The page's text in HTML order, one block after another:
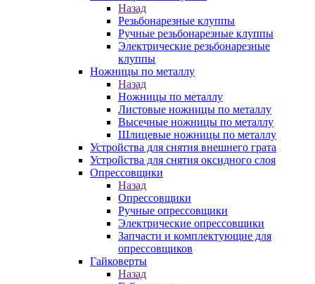
Назад
Резьбонарезные клуппы
Ручные резьбонарезные клуппы
Электрические резьбонарезные
клуппы
Ножницы по металлу
Назад
Ножницы по металлу
Листовые ножницы по металлу
Высечные ножницы по металлу
Шлицевые ножницы по металлу
Устройства для снятия внешнего грата
Устройства для снятия оксидного слоя
Опрессовщики
Назад
Опрессовщики
Ручные опрессовщики
Электрические опрессовщики
Запчасти и комплектующие для
опрессовщиков
Гайковерты
Назад